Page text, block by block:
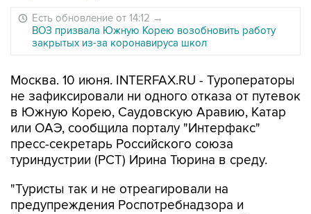
Есть обновление от 14:12 →
ВОЗ призвала Южную Корею возобновить работу
закрытых из-за коронавируса школ
Москва. 10 июня. INTERFAX.RU - Туроператоры
не зафиксировали ни одного отказа от путевок
в Южную Корею, Саудовскую Аравию, Катар
или ОАЭ, сообщила порталу "Интерфакс"
пресс-секретарь Российского союза
туриндустрии (РСТ) Ирина Тюрина в среду.
"Туристы так и не отреагировали на
предупреждения Роспотребнадзора и